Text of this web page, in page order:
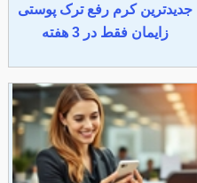
جدیدترین کرم رفع ترک پوستی
زایمان فقط در 3 هفته